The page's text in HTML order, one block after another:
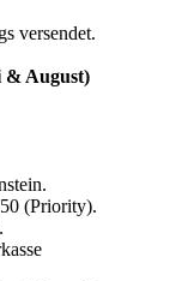
versendet.
& August)
(Priority).